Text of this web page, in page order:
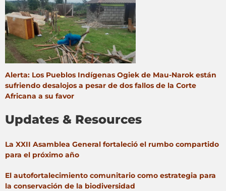
Alerta: Los Pueblos Indígenas Ogiek de Mau-Narok están
sufriendo desalojos a pesar de dos fallos de la Corte
Africana a su favor
Updates & Resources
La XXII Asamblea General fortaleció el rumbo compartido
para el próximo año
El autofortalecimiento comunitario como estrategia para
la conservación de la biodiversidad